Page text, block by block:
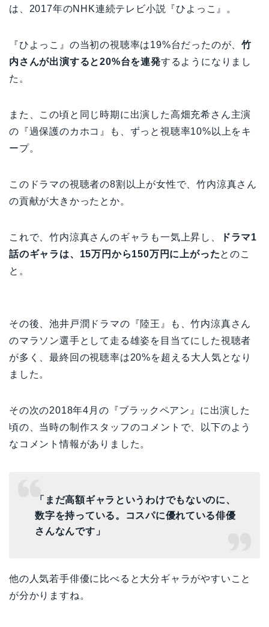
は、2017年のNHK連続テレビ小説『ひよっこ』。
『ひよっこ』の当初の視聴率は19%台だったのが、竹
内さんが出演すると20%台を連発するようになりまし
た。
また、この頃と同じ時期に出演した高畑充希さん主演
の『過保護のカホコ』も、ずっと視聴率10%以上をキ
ープ。
このドラマの視聴者の8割以上が女性で、竹内涼真さん
の貢献が大きかったとか。
これで、竹内涼真さんのギャラも一気上昇し、
ドラマ1
話のギャラは、15万円から150万円に上がったとのこ
と。
その後、池井戸潤ドラマの『陸王』も、竹内涼真さん
のマラソン選手として走る雄姿を目当てにした視聴者
が多く、最終回の視聴率は20%を超える大人気となり
ました。
その次の2018年4月の『ブラックペアン』に出演した
頃の、当時の制作スタッフのコメントで、以下のよう
なコメント情報がありました。
「まだ高額ギャラというわけでもないのに、
数字を持っている。コスパに優れている俳優
さんなんです」
他の人気若手俳優に比べると大分ギャラがやすいこと
が分かりますね。